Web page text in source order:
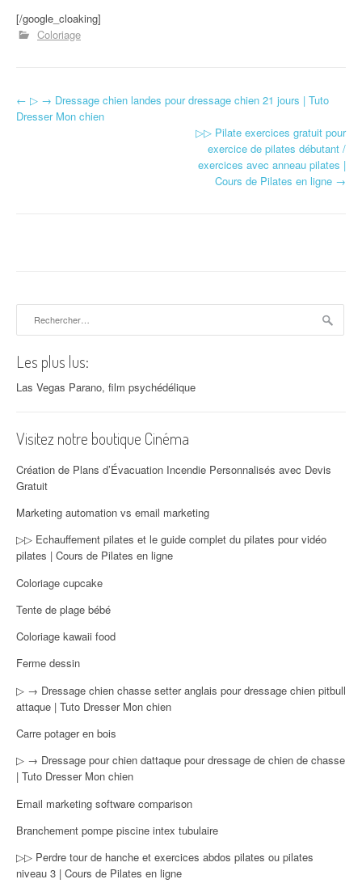
[/google_cloaking]
Coloriage
Navigation d'article
← ▷ → Dressage chien landes pour dressage chien 21 jours | Tuto
Dresser Mon chien
▷▷ Pilate exercices gratuit pour
exercice de pilates débutant /
exercices avec anneau pilates |
Cours de Pilates en ligne →
Les plus lus:
Las Vegas Parano, film psychédélique
Visitez notre boutique Cinéma
Création de Plans d’Évacuation Incendie Personnalisés avec Devis
Gratuit
Marketing automation vs email marketing
▷▷ Echauffement pilates et le guide complet du pilates pour vidéo
pilates | Cours de Pilates en ligne
Coloriage cupcake
Tente de plage bébé
Coloriage kawaii food
Ferme dessin
▷ → Dressage chien chasse setter anglais pour dressage chien pitbull
attaque | Tuto Dresser Mon chien
Carre potager en bois
▷ → Dressage pour chien dattaque pour dressage de chien de chasse
| Tuto Dresser Mon chien
Email marketing software comparison
Branchement pompe piscine intex tubulaire
▷▷ Perdre tour de hanche et exercices abdos pilates ou pilates
niveau 3 | Cours de Pilates en ligne